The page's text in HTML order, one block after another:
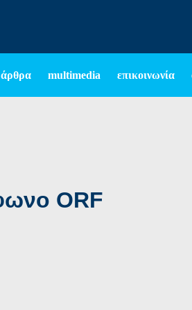
άρθρα multimedia επικοινωνία
ORF